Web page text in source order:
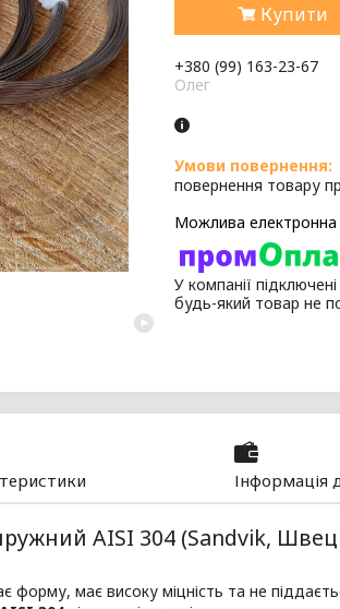
Купити
+380 (99) 163-23-67
Олег
повернення товару
У компанії
будь-який товар не
Інформація
AISI 304 (Sandvik,
форму, має високу міцність та не